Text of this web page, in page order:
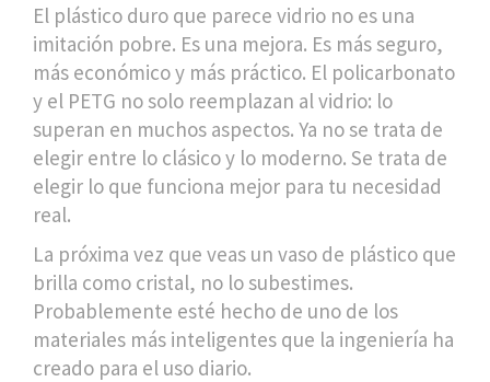
El plástico duro que parece vidrio no es una
imitación pobre. Es una mejora. Es más seguro,
más económico y más práctico. El policarbonato
y el PETG no solo reemplazan al vidrio: lo
superan en muchos aspectos. Ya no se trata de
elegir entre lo clásico y lo moderno. Se trata de
elegir lo que funciona mejor para tu necesidad
real.
La próxima vez que veas un vaso de plástico que
brilla como cristal, no lo subestimes.
Probablemente esté hecho de uno de los
materiales más inteligentes que la ingeniería ha
creado para el uso diario.